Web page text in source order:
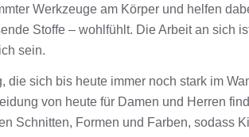
Werkzeuge am Körper und helfen
Stoffe – wohlfühlt. Die Arbeit an sich
sein.
sich bis heute immer noch stark im
von heute für Damen und Herren
Schnitten, Formen und Farben, sodass